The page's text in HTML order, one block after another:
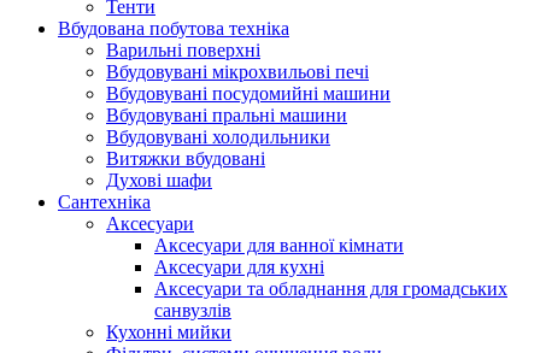
Тенти
Вбудована побутова техніка
Варильні поверхні
Вбудовувані мікрохвильові печі
Вбудовувані посудомийні машини
Вбудовувані пральні машини
Вбудовувані холодильники
Витяжки вбудовані
Духові шафи
Сантехніка
Аксесуари
Аксесуари для ванної кімнати
Аксесуари для кухні
Аксесуари та обладнання для громадських
санвузлів
Кухонні мийки